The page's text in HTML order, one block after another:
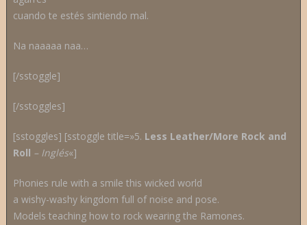
cuando te estés sintiendo mal.
Na naaaaa naa…
[/sstoggle]
[/sstoggles]
[sstoggles] [sstoggle title=»5. Less Leather/More Rock and
Roll – Inglés«]
Phonies rule with a smile this wicked world
a wishy-washy kingdom full of noise and pose.
Models teaching how to rock wearing the Ramones.